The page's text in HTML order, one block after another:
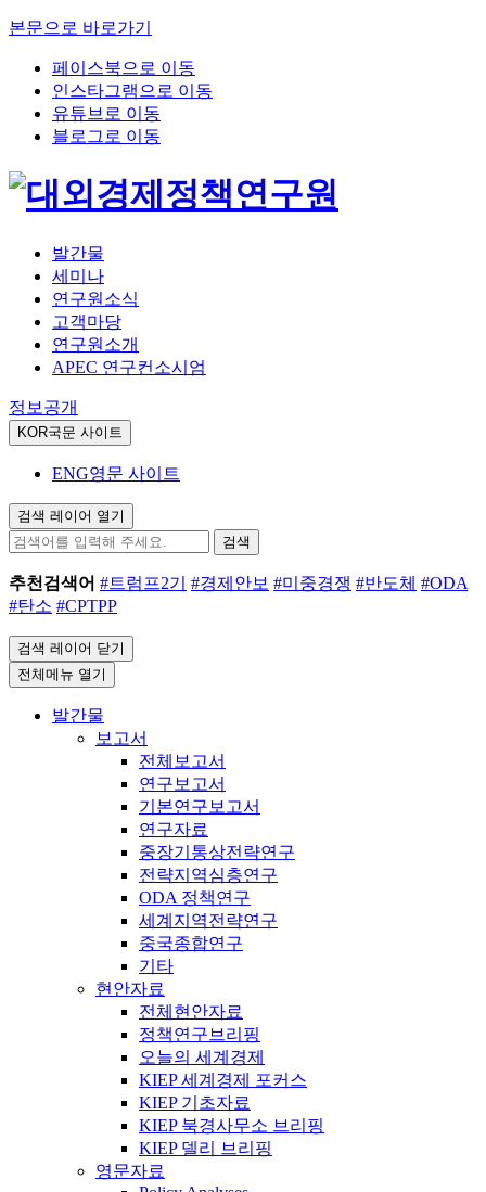
본문으로 바로가기
페이스북으로 이동
인스타그램으로 이동
유튜브로 이동
블로그로 이동
발간물
세미나
연구원소식
고객마당
연구원소개
APEC 연구컨소시엄
정보공개
KOR국문 사이트
ENG영문 사이트
검색 레이어 열기
검색
추천검색어 #트럼프2기 #경제안보 #미중경쟁 #반도체 #ODA
#탄소 #CPTPP
검색 레이어 닫기
전체메뉴 열기
발간물
보고서
전체보고서
연구보고서
기본연구보고서
연구자료
중장기통상전략연구
전략지역심층연구
ODA 정책연구
세계지역전략연구
중국종합연구
기타
현안자료
전체현안자료
정책연구브리핑
오늘의 세계경제
KIEP 세계경제 포커스
KIEP 기초자료
KIEP 북경사무소 브리핑
KIEP 델리 브리핑
영문자료